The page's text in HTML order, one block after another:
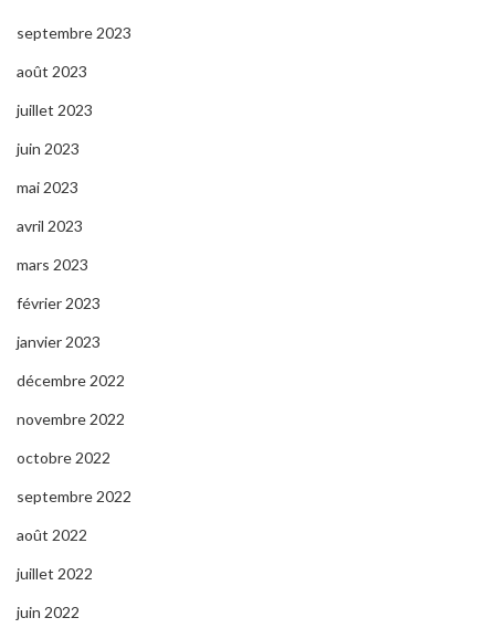
septembre 2023
août 2023
juillet 2023
juin 2023
mai 2023
avril 2023
mars 2023
février 2023
janvier 2023
décembre 2022
novembre 2022
octobre 2022
septembre 2022
août 2022
juillet 2022
juin 2022